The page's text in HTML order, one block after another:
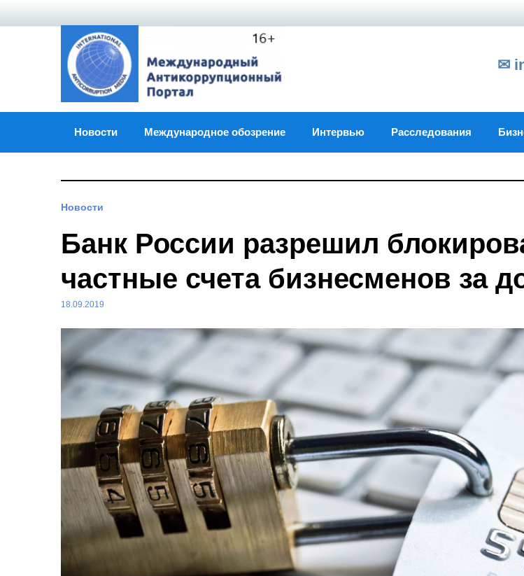
✉
Новости Международное обозрение Интервью Расследования
Новости
Банк России разрешил
частные счета бизнесменов за
18.09.2019